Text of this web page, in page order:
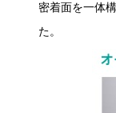
密着面を一体
た。